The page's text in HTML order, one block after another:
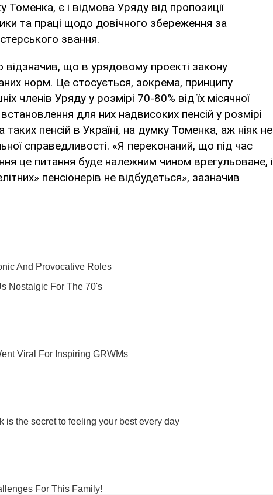
є і відмова Уряду від пропозиції
та праці щодо довічного збереження за
звання.
що в урядовому проекті закону
норм. Це стосується, зокрема, принципу
членів Уряду у розмірі 70-80% від їх місячної
для них надвисоких пенсій у розмірі
пенсій в Україні, на думку Томенка, аж ніяк не
справедливості. «Я переконаний, що під час
це питання буде належним чином врегульоване, і
пенсіонерів не відбудеться», зазначив